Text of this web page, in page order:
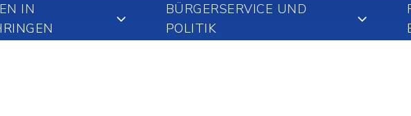
IN
BÜRGERSERVICE UND
POLITIK